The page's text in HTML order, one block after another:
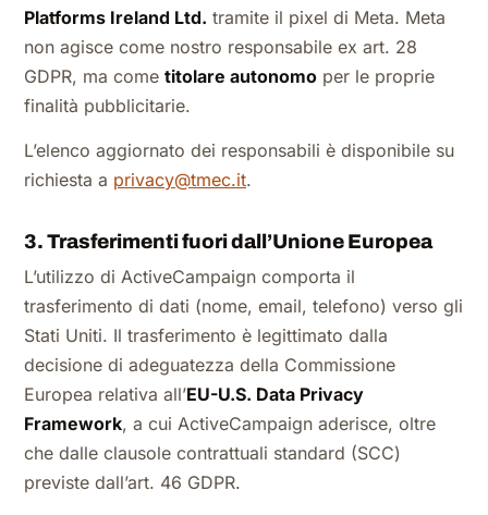
Platforms Ireland Ltd. tramite il pixel di Meta. Meta
non agisce come nostro responsabile ex art. 28
GDPR, ma come titolare autonomo per le proprie
finalità pubblicitarie.
L’elenco aggiornato dei responsabili è disponibile su
richiesta a privacy@tmec.it.
3. Trasferimenti fuori dall’Unione Europea
L’utilizzo di ActiveCampaign comporta il
trasferimento di dati (nome, email, telefono) verso gli
Stati Uniti. Il trasferimento è legittimato dalla
decisione di adeguatezza della Commissione
Europea relativa all’EU-U.S. Data Privacy
Framework, a cui ActiveCampaign aderisce, oltre
che dalle clausole contrattuali standard (SCC)
previste dall’art. 46 GDPR.